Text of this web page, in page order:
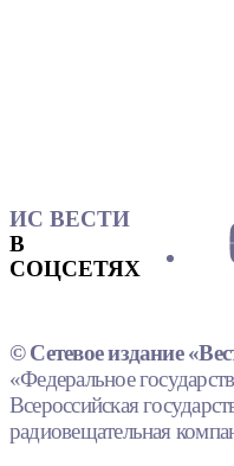
ИС ВЕСТИ
В
СОЦСЕТЯХ
© Сетевое издание
«Федеральное
Всероссийская
радиовещательная